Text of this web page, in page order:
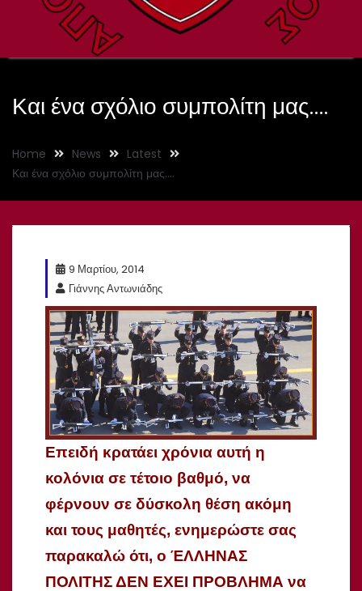
Και ένα σχόλιο συμπολίτη μας….
Home News
Latest
Και ένα σχόλιο συμπολίτη μας….
9 Μαρτίου, 2014
Γιάννης Αντωνιάδης
Επειδή κρατάει χρόνια αυτή η
κολόνια σε τέτοιο βαθμό, να
φέρνουν σε δύσκολη θέση ακόμη
και τους μαθητές, ενημερώστε σας
παρακαλώ ότι, ο ΈΛΛΗΝΑΣ
ΠΟΛΙΤΗΣ ΔΕΝ ΕΧΕΙ ΠΡΟΒΛΗΜΑ να